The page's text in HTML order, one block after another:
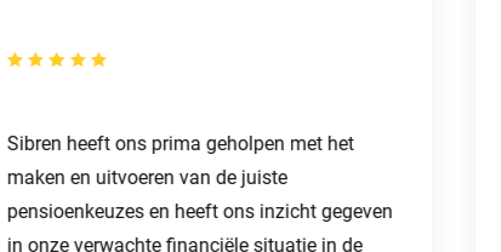
Sibren heeft ons prima geholpen met het
maken en uitvoeren van de juiste
pensioenkeuzes en heeft ons inzicht gegeven
in onze verwachte financiële situatie in de